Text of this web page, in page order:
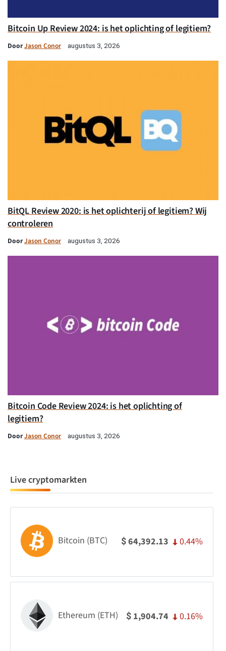
Bitcoin Up Review 2024: is het oplichting of legitiem?
DoorJason Conor augustus 3, 2026
BitQL Review 2020: is het oplichterij of legitiem? Wij
controleren
DoorJason Conor augustus 3, 2026
Bitcoin Code Review 2024: is het oplichting of
legitiem?
DoorJason Conor augustus 3, 2026
Live cryptomarkten
Bitcoin (BTC) $64,392.13 0.44%
Ethereum (ETH) $ 1,904.74 0.16%